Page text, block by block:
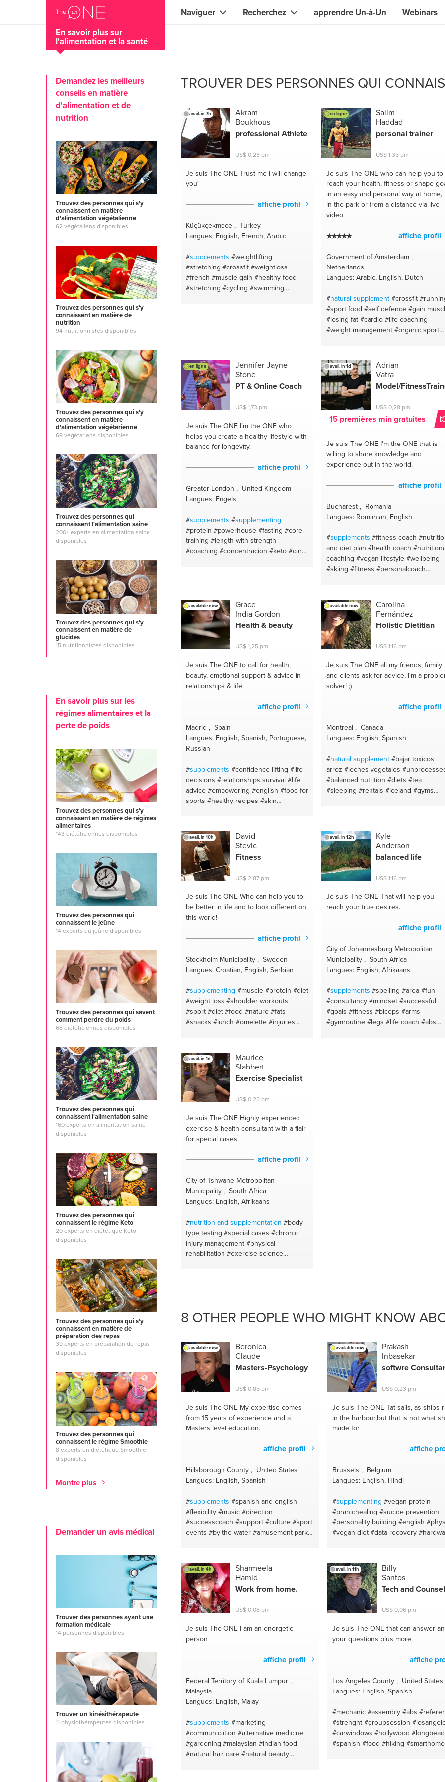
Naviguer
Créateurs & designers
Musiciens & chanteurs
Enseignants & tuteurs
Conseillers
Entraîneurs sport & fitness
Specialistes en beauté & santé
Conseillers financiers et
Web et développeurs de
Bricoleurs et jardiniers
Spécialistes des sciences
alternatives
Traducteurs
Recherchez apprendre Un-à-Un Webinars
En savoir plus sur
l'alimentation et la santé
Demandez les meilleurs
conseils en matière
d'alimentation et de
nutrition
Trouvez des personnes qui s'y
connaissent en matière
d'alimentation végétalienne
62 végétaliens disponibles
Trouvez des personnes qui s'y
connaissent en matière de
nutrition
94 nutritionnistes disponibles
Trouvez des personnes qui s'y
connaissent en matière
d'alimentation végétarienne
69 végétariens disponibles
Trouvez des personnes qui
connaissent l'alimentation saine
200+ experts en alimentation saine
disponibles
Trouvez des personnes qui s'y
connaissent en matière de
glucides
15 nutritionnistes disponibles
En savoir plus sur les
régimes alimentaires et la
perte de poids
Trouvez des personnes qui s'y
connaissent en matière de régimes
alimentaires
143 diététiciennes disponibles
Trouvez des personnes qui
connaissent le jeûne
14 experts du jeûne disponibles
Trouvez des personnes qui savent
comment perdre du poids
68 diététiciennes disponibles
Trouvez des personnes qui
connaissent l'alimentation saine
160 experts en alimentation saine
disponibles
Trouvez des personnes qui
connaissent le régime Keto
20 experts en diététique Keto
disponibles
Trouvez des personnes qui s'y
connaissent en matière de
préparation des repas
39 experts en préparation de repas
disponibles
Trouvez des personnes qui
connaissent le régime Smoothie
8 experts en diététique Smoothie
disponibles
Montre plus
Demander un avis médical
Trouver des personnes ayant une
formation médicale
14 personnes disponibles
Trouver un kinésithérapeute
11 physiothérapeutes disponibles
TROUVER DES PERSONNES QUI
avail. in 7h
Akram
Boukhous
professional Athlete
US$ 0,23 pm
Je suis The ONETrust me i will change
you"
affiche profil
Küçükçekmece , Turkey
Langues: English, French, Arabic
#supplements #weightlifting
#stretching #crossfit#weightloss
#french #muscle gain #healthy food
#stretching #cycling #swimming
en ligne
Salim
Haddad
personal trainer
US$ 1,35 pm
Je suis The ONEwho can help you to
reach your health, fitness or shape
in an easy and personal way at home,
in the park or from a distance via live
video
affiche profil
Government of Amsterdam ,
Netherlands
Langues: Arabic, English, Dutch
#natural supplement#crossfit
#sport food #self defence#gain
#losing fat#cardio#life coaching
#weight management#organic sport
#runnin#dedication
bullying#get back in shape
#martial art #fitness
#vitality
#amsterdam
en ligne
Jennifer-Jayne
Stone
PT & Online Coach
US$ 1,73 pm
Je suis The ONE I’m the ONE who
helps you create a healthy lifestyle with
balance for longevity.
affiche profil
Greater London , United Kingdom
Langues: Engels
#supplements #supplementing
#protein #powerhouse#fasting #core
training #length with strength
#coaching #concentracion #keto#carb
#back pain#fitness competing
#posture#wbff competitions #stability
#glute activations#prehab #bum
#online training plans
#high protein#home workouts
diary #fitness
avail. in 1d
Adrian
Vatra
Model/
US$ 0,28 pm
15 premières min gratuites
Je suis The ONE I'm the ONE that is
willing to share knowledge and
experience out in the world.
affiche profil
Bucharest , Romania
Langues: Romanian, English
#supplements #fitness coach
and diet plan #health coach
coaching #vegan lifestyle#wellbeing
#skiing #fitness #personalcoach
coach#health coach #swimming
available now
Grace
India Gordon
Health & beauty
US$ 1,25 pm
Je suis The ONEto call for health,
beauty, emotional support & advice in
relationships & life.
affiche profil
Madrid , Spain
Langues: English, Spanish, Portuguese,
Russian
#supplements #confidence lifting #life
decisions #relationships survival #life
advice#empowering #english #food for
sports #healthy recipes #skin
#madrid#positive thinking
#relationship talk#food for health
#workouts #lisboa
#therapy
#healthy body and mind
#motivation and self control
#gymmotivation
#relationship advices
#weightloss tips#emotional support
#health coach#meditation #healthy
nutrition#healthy food
#healthy recipes#food for a great body
available now
Carolina
Fernández
Holistic Dietitian
US$ 1,16 pm
Je suis The ONEall my friends, family
and clients ask for advice, I'm a
solver! ;)
affiche profil
Montreal , Canada
Langues: English, Spanish
#naturalsupplement#bajar toxicos
arroz #leches vegetales
#balanced nutrition #diets #tea
#sleeping #rentals #iceland #gyms
#clean eating#organic
#makeup#eat for health #natural
alternatives#quinoa #brands
de coco#eat healthy #arroz de coliflor
#natural beauty #flores de bach
#vegetables#restaurants
#health #habits#natural remedies
#intermittent fasting #good food
sucre#recipes#eliminating toxins
#eating habits#balance diet #zero
wasted #holistic #sleepwell
milks #solid shampoo transition
transition#activar los cereales
#alergias #activar semilla y f.secos
#allergy season #la docena sucia
#insomnio#healing#sop#aceites
avail. in 10h
David
Stevic
Fitness
US$ 2,87 pm
Je suis The ONEWho can help you to
be better in life and to look different on
this world!
affiche profil
Stockholm Municipality , Sweden
Langues: Croatian, English, Serbian
#supplementing #muscle#protein #diet
#weight loss #shoulder workouts
#sport #diet #food #nature#fats
#snacks #lunch #omelette#injuries
#fitness#oatmeal #chestday
#arms day#training #ketodiet
improvement#diet planning
#self
discipline#carbs#how to get abs#fat
loss#abs#health body
#health tips#leg workouts
#muscle building #digital marketing
#health and wellness
avail. in 12h
Kyle
Anderson
balanced life
US$ 1,16 pm
Je suis The ONEThat will help you
reach your true desires.
affiche profil
City of Johannesburg Metropolitan
Municipality , South Africa
Langues: English, Afrikaans
#supplements #spelling #area#fun
#consultancy#mindset#successful
#goals #fitness #biceps #arms
#gymroutine#legs #life coach #abs
avail. in 1d
Maurice
Slabbert
Exercise Specialist
US$ 0,25 pm
Je suis The ONE Highly experienced
exercise & health consultant with a flair
for special cases.
affiche profil
City of Tshwane Metropolitan
Municipality , South Africa
Langues: English, Afrikaans
#nutrition and supplementation #body
type testing #special cases #chronic
injury management#physical
rehabilitation #exercise science
8 OTHER PEOPLE WHO MIGHT KNOW
available now
Beronica
Claude
Masters-Psychology
US$ 0,85 pm
Je suis The ONE My expertise comes
from 15 years of experience and a
Masters level education.
affiche profil
Hillsborough County , United States
Langues: English, Spanish
#supplements #spanish and english
#flexibility#music#direction
#successcoach #support#culture#sport
events #by the water#amusement parks
#assingments support
#resorts
#clearwater beach #advise
#advocate#self confidence
#bright
future#gym buddy
green#conversational english
free#bilingual
#adequate sleep
#accountability #isagenix #acco#nature
available now
Prakash
Inbasekar
softwre
US$ 0,23 pm
Je suis The ONETat sails, as ships
in the harbour,but that is not what
made for
affiche
Brussels , Belgium
Langues: English, Hindi
#supplementing #vegan protein
#pranichealing #sucide prevention
#personality building #english
#vegan diet #data recovery
#sql#drinking advice
installation#computer science
development#ayurvedic
#data
warehousing#laughter theraphy
#software testing#wellness
#crossfit#5mincrafts
#whatoeatwhentoeat
#vegeterianism #indian#protien
#tastygreens#chemistry
relationships #hindi#vegeterian
avail. in 4h
Sharmeela
Hamid
Work from home.
US$ 0,08 pm
Je suis The ONE I am an energetic
person
affiche profil
Federal Territory of Kuala Lumpur ,
Malaysia
Langues: English, Malay
#supplements #marketing
#communication #alternative medicine
#gardening #malaysian #indian food
#natural hair care#natural beauty
avail. in 11h
Billy
Santos
Tech and
US$ 0,06 pm
Je suis The ONEthat can answer
your questions plus more.
affiche
Los Angeles County , United States
Langues: English, Spanish
#mechanic #assembly #abs
#strenght #groupsession
#carwindows #hollywood
#spanish #food #hiking #smarthome